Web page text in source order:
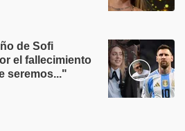
de Sofi
el fallecimiento
seremos..."